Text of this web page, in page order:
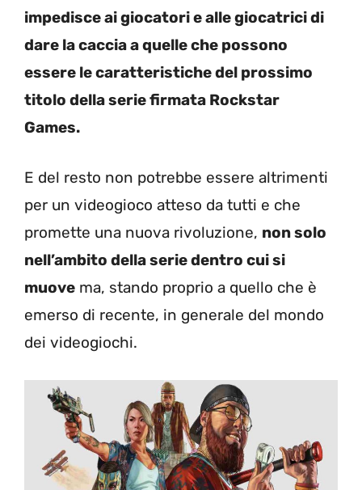
impedisce ai giocatori e alle giocatrici di
dare la caccia a quelle che possono
essere le caratteristiche del prossimo
titolo della serie firmata Rockstar
Games.
E del resto non potrebbe essere altrimenti
per un videogioco atteso da tutti e che
promette una nuova rivoluzione, non solo
nell’ambito della serie dentro cui si
muove ma, stando proprio a quello che è
emerso di recente, in generale del mondo
dei videogiochi.